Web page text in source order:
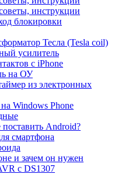
инструкции
блокировки
Тесла (Tesla coil)
усилитель
с iPhone
на ОУ
из электронных
Windows Phone
Android?
смартфона
и зачем он нужен
с DS1307